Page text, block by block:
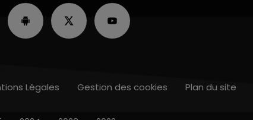
Légales Gestion des cookies Plan du site